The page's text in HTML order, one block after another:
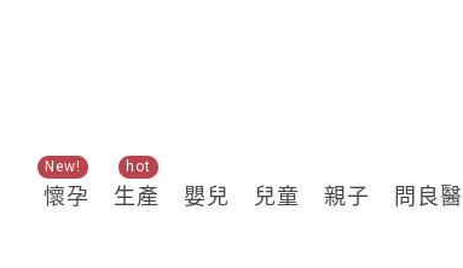
懷孕
New!
生產
hot
嬰兒 兒童 親子 問良醫
關鍵熱搜